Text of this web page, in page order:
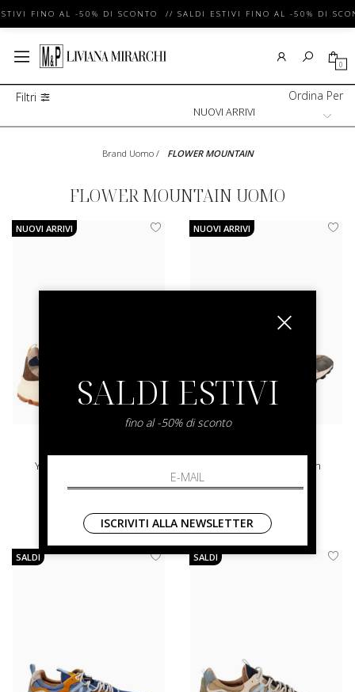
FINO AL -50% DI SCONTO // SALDI ESTIVI FINO AL -50% DI
0
Filtri Ordina Per
Brand Uomo/ FLOWER MOUNTAIN
FLOWER MOUNTAIN UOMO
NUOVI ARRIVI
€ 229.00
NUOVI ARRIVI
Yamano 3 Suede/nylon
€ 229.00
SALDI SALDI
SALDI ESTIVI
fino al -50% di sconto
ISCRIVITI ALLA NEWSLETTER